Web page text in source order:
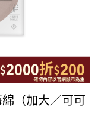
綿（加大／可可